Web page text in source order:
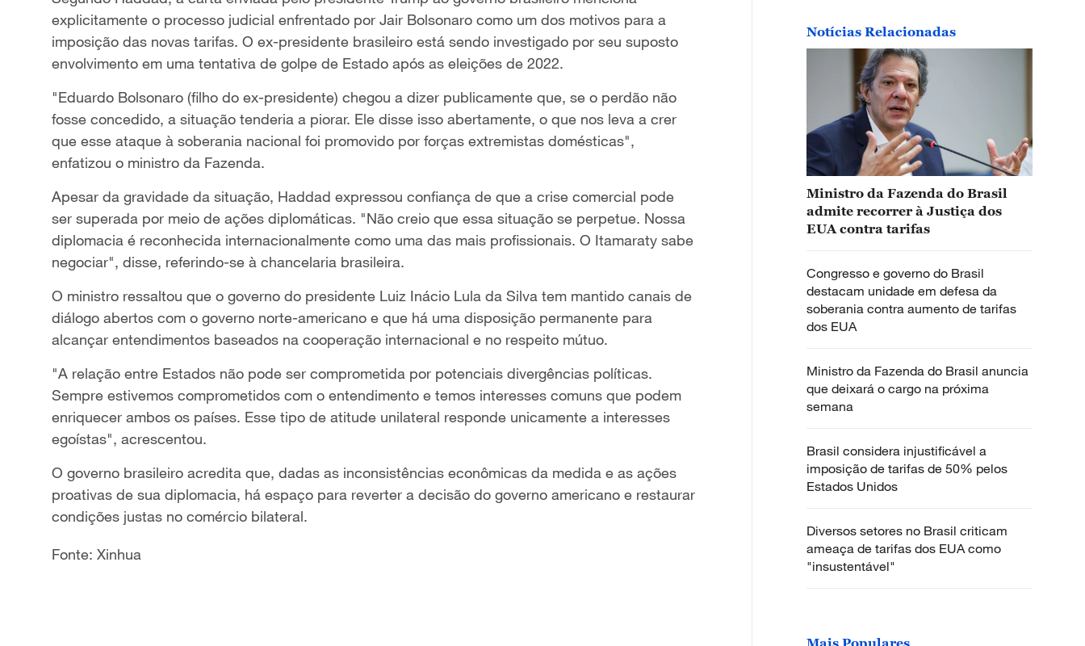
explicitamente o processo judicial enfrentado por Jair Bolsonaro como um dos motivos para a
imposição das novas tarifas. O ex-presidente brasileiro está sendo investigado por seu suposto
envolvimento em uma tentativa de golpe de Estado após as eleições de 2022.
"Eduardo Bolsonaro (filho do ex-presidente) chegou a dizer publicamente que, se o perdão não
fosse concedido, a situação tenderia a piorar. Ele disse isso abertamente, o que nos leva a crer
que esse ataque à soberania nacional foi promovido por forças extremistas domésticas",
enfatizou o ministro da Fazenda.
Apesar da gravidade da situação, Haddad expressou confiança de que a crise comercial pode
ser superada por meio de ações diplomáticas. "Não creio que essa situação se perpetue. Nossa
diplomacia é reconhecida internacionalmente como uma das mais profissionais. O Itamaraty sabe
negociar", disse, referindo-se à chancelaria brasileira.
O ministro ressaltou que o governo do presidente Luiz Inácio Lula da Silva tem mantido canais de
diálogo abertos com o governo norte-americano e que há uma disposição permanente para
alcançar entendimentos baseados na cooperação internacional e no respeito mútuo.
"A relação entre Estados não pode ser comprometida por potenciais divergências políticas.
Sempre estivemos comprometidos com o entendimento e temos interesses comuns que podem
enriquecer ambos os países. Esse tipo de atitude unilateral responde unicamente a interesses
egoístas", acrescentou.
O governo brasileiro acredita que, dadas as inconsistências econômicas da medida e as ações
proativas de sua diplomacia, há espaço para reverter a decisão do governo americano e restaurar
condições justas no comércio bilateral.
Fonte: Xinhua
Notícias Relacionadas
Ministro da Fazenda do Brasil
admite recorrer à Justiça dos
EUA contra tarifas
Congresso e governo do Brasil
destacam unidade em defesa da
soberania contra aumento de tarifas
dos EUA
Ministro da Fazenda do Brasil anuncia
que deixará o cargo na próxima
semana
Brasil considera injustificável a
imposição de tarifas de 50% pelos
Estados Unidos
Diversos setores no Brasil criticam
ameaça de tarifas dos EUA como
"insustentável"
Mais Populares